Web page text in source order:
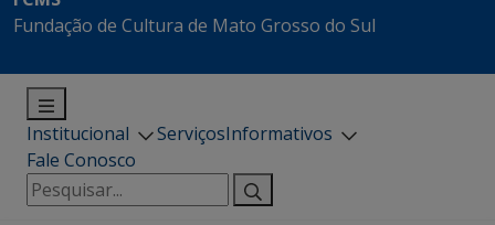
Fundação de Cultura de Mato Grosso do Sul
Institucional ServiçosInformativos
Fale Conosco
Pesquisar
por: